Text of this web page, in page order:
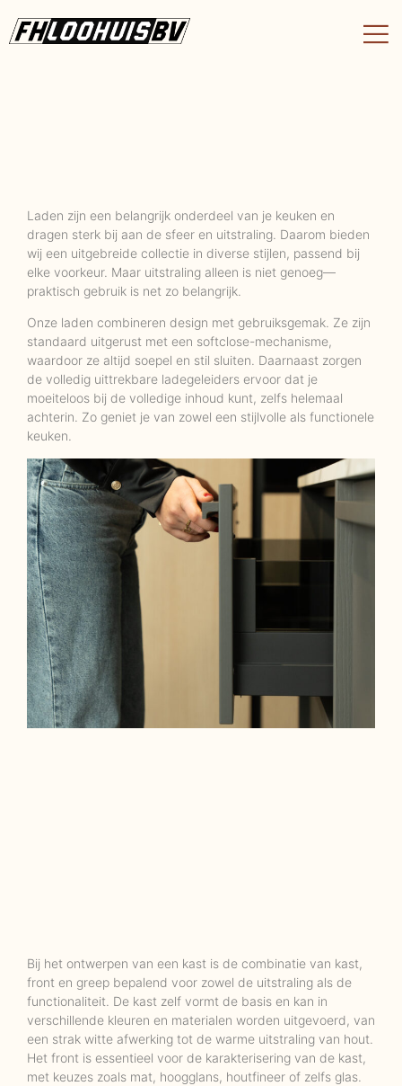
Laden zijn een belangrijk onderdeel van je keuken en
dragen sterk bij aan de sfeer en uitstraling. Daarom bieden
wij een uitgebreide collectie in diverse stijlen, passend bij
elke voorkeur. Maar uitstraling alleen is niet genoeg—
praktisch gebruik is net zo belangrijk.
Onze laden combineren design met gebruiksgemak. Ze zijn
standaard uitgerust met een softclose-mechanisme,
waardoor ze altijd soepel en stil sluiten. Daarnaast zorgen
de volledig uittrekbare ladegeleiders ervoor dat je
moeiteloos bij de volledige inhoud kunt, zelfs helemaal
achterin. Zo geniet je van zowel een stijlvolle als functionele
keuken.
Bij het ontwerpen van een kast is de combinatie van kast,
front en greep bepalend voor zowel de uitstraling als de
functionaliteit. De kast zelf vormt de basis en kan in
verschillende kleuren en materialen worden uitgevoerd, van
een strak witte afwerking tot de warme uitstraling van hout.
Het front is essentieel voor de karakterisering van de kast,
met keuzes zoals mat, hoogglans, houtfineer of zelfs glas.